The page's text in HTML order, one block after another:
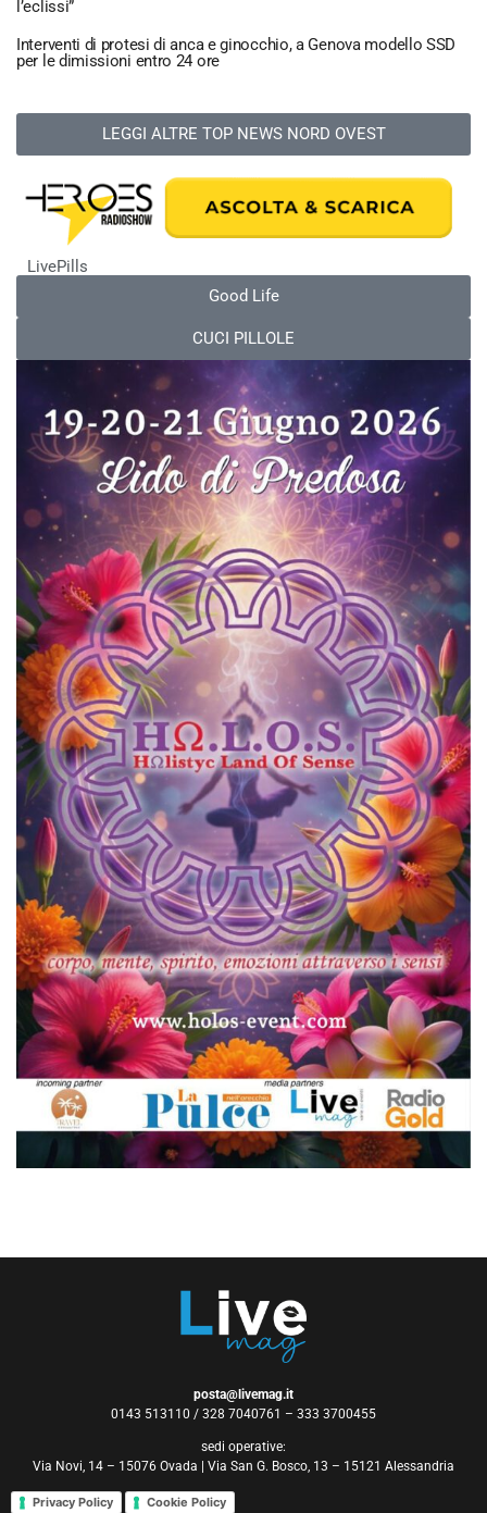
l’eclissi”
Interventi di protesi di anca e ginocchio, a Genova modello SSD
per le dimissioni entro 24 ore
LEGGI ALTRE TOP NEWS NORD OVEST
LivePills
Good Life
CUCI PILLOLE
posta@livemag.it
0143 513110 / 328 7040761 – 333 3700455
sedi operative:
Via Novi, 14 – 15076 Ovada | Via San G. Bosco, 13 – 15121 Alessandria
Privacy Policy Cookie Policy